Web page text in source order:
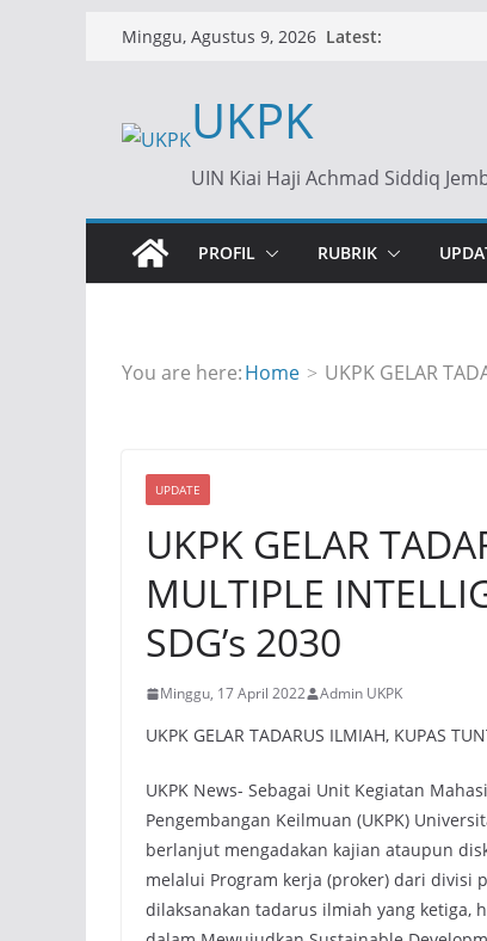
Minggu, Agustus 9, 2026 Latest:
UKPK
UIN Kiai Haji Achmad Siddiq
PROFIL RUBRIK
You are here:Home UKPK GELAR
UPDATE
UKPK GELAR
MULTIPLE
SDG’s 2030
Minggu, 17 April 2022 Admin UKPK
UKPK GELAR TADARUS ILMIAH, KUPAS
UKPK News- Sebagai Unit Kegiatan
Pengembangan Keilmuan (UKPK)
berlanjut mengadakan kajian ataupun
melalui Program kerja (proker) dari divisi
dilaksanakan tadarus ilmiah yang ketiga,